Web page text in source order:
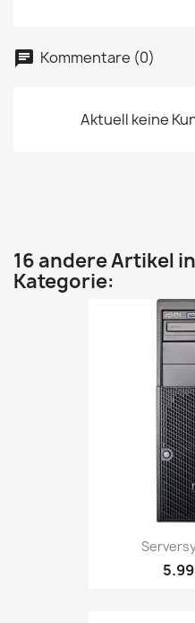
Kommentare (0)
Aktuell keine
16 andere Artikel
Kategorie: